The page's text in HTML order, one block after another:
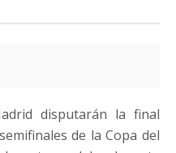
disputarán la final
de la Copa del